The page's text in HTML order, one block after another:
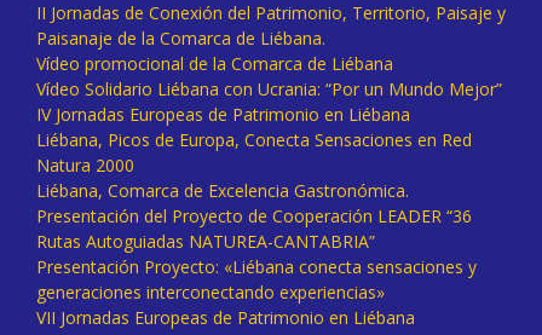
II Jornadas de Conexión del Patrimonio, Territorio, Paisaje y
Paisanaje de la Comarca de Liébana.
Vídeo promocional de la Comarca de Liébana
Vídeo Solidario Liébana con Ucrania: “Por un Mundo Mejor”
IV Jornadas Europeas de Patrimonio en Liébana
Liébana, Picos de Europa, Conecta Sensaciones en Red
Natura 2000
Liébana, Comarca de Excelencia Gastronómica.
Presentación del Proyecto de Cooperación LEADER “36
Rutas Autoguiadas NATUREA-CANTABRIA”
Presentación Proyecto: «Liébana conecta sensaciones y
generaciones interconectando experiencias»
VII Jornadas Europeas de Patrimonio en Liébana